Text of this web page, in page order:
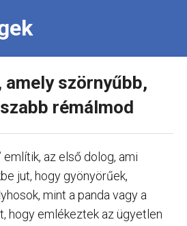
szörnyűbb,
rémálmod
említik, az első dolog, ami
jut, hogy gyönyörűek,
mint a panda vagy a
hogy emlékeztek az ügyetlen